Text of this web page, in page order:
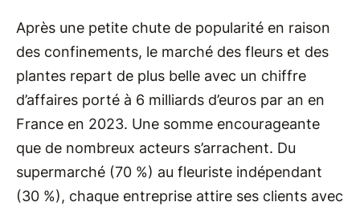
Après une petite chute de popularité en raison
des confinements, le marché des fleurs et des
plantes repart de plus belle avec un chiffre
d’affaires porté à 6 milliards d’euros par an en
France en 2023. Une somme encourageante
que de nombreux acteurs s’arrachent. Du
supermarché (70 %) au fleuriste indépendant
(30 %), chaque entreprise attire ses clients avec